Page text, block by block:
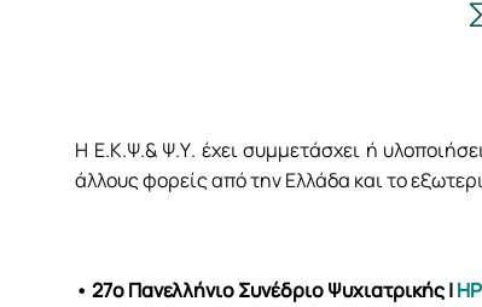
H Ε.Κ.Ψ.& Ψ.Υ. έχει συμμετάσχει ή
άλλους φορείς από την Ελλάδα και το
• 27ο Πανελλήνιο Συνέδριο Ψυχιατρικής|